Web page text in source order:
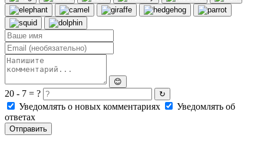
😊
20 - 7 = ? ↻
Уведомлять о новых комментариях
Уведомлять об
ответах
Отправить